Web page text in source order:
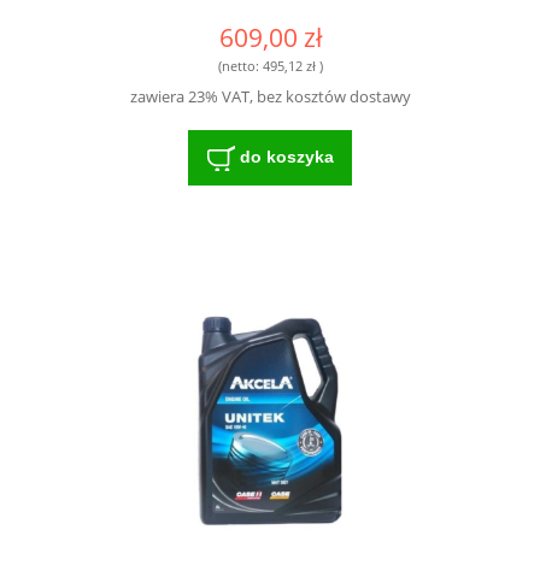
609,00 zł
(netto: 495,12 zł)
zawiera 23% VAT, bez kosztów dostawy
do koszyka